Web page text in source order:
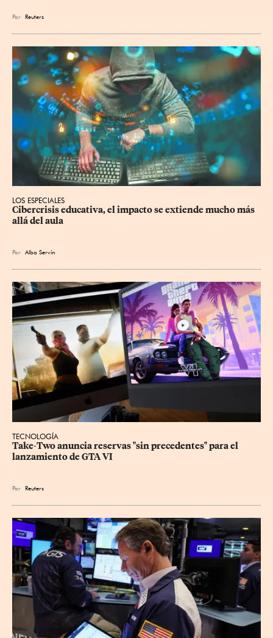
Por Reuters
LOS ESPECIALES
Cibercrisis educativa, el impacto se extiende mucho más
allá del aula
Por Alba Servín
TECNOLOGÍA
Take-Two anuncia reservas "sin precedentes" para el
lanzamiento de GTA VI
Por Reuters